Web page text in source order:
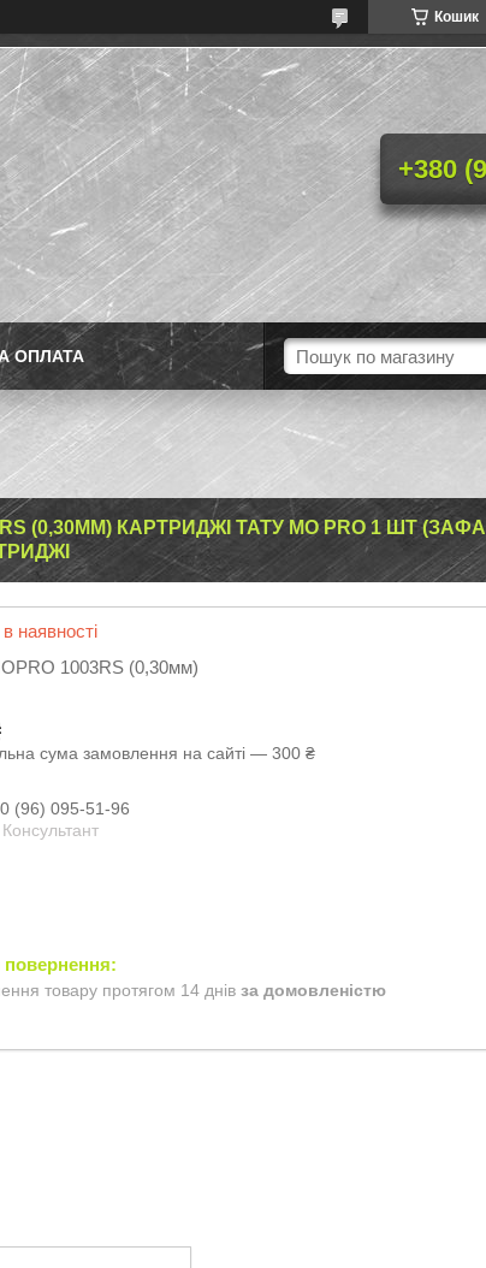
Кошик
+380
ОПЛАТА
(0,30ММ) КАРТРИДЖІ ТАТУ MO PRO 1 ШТ
наявності
1003RS (0,30мм)
сума замовлення на сайті — 300 ₴
(96) 095-51-96
Консультант
товару протягом 14 днів за домовленістю